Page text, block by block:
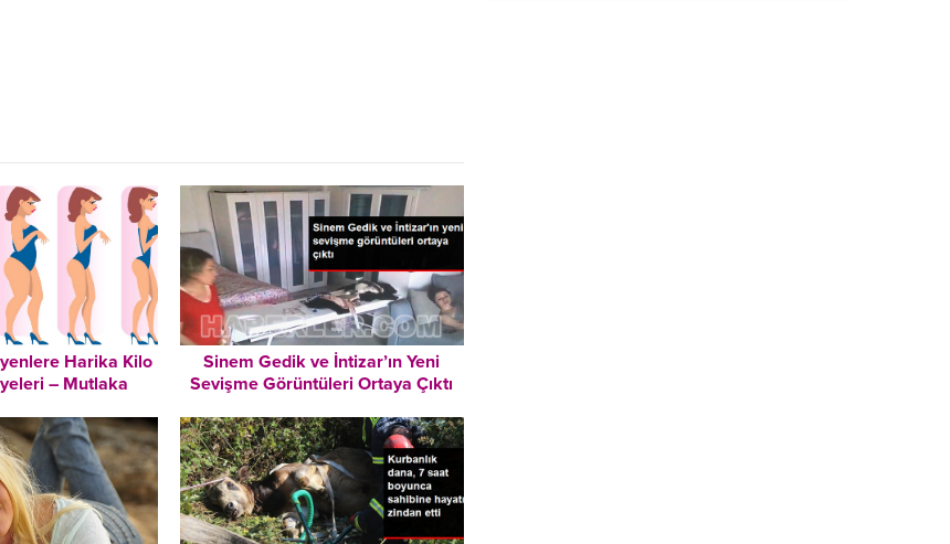
Harika Kilo
– Mutlaka
Sinem Gedik ve İntizar’ın Yeni
Sevişme Görüntüleri Ortaya Çıktı